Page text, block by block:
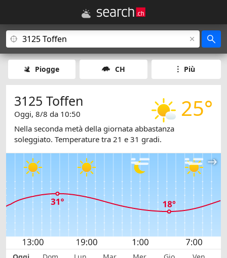
Piogge CH Più
25°
3125 Toffen
Oggi, 8/8 da 10:50
Nella seconda metà della giornata abbastanza
soleggiato. Temperature tra 21 e 31 gradi.